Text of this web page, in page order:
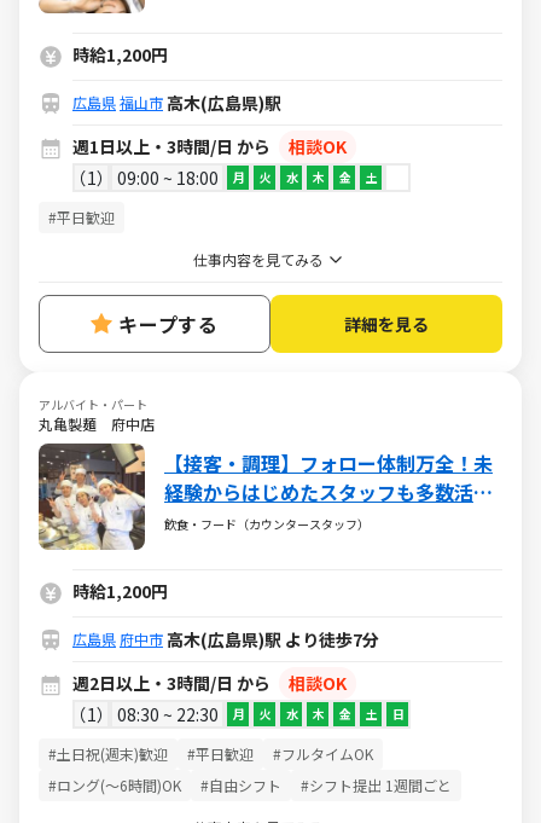
時給1,200円
広島県福山市 高木(広島県)駅
週1日以上・3時間/日 から
相談OK
1
09:00 ~ 18:00 月 火 水 木 金 土
#平日歓迎
仕事内容を見てみる
キープする 詳細を見る
アルバイト・パート
丸亀製麺 府中店
【接客・調理】フォロー体制万全！未
経験からはじめたスタッフも多数活躍
中！
飲食・フード（カウンタースタッフ）
時給1,200円
広島県 府中市 高木(広島県)駅 より徒歩7分
週2日以上・3時間/日 から
相談OK
1
08:30 ~ 22:30 月 火 水 木 金 土 日
#土日祝(週末)歓迎 #平日歓迎
#フルタイムOK
#ロング(～6時間)OK
#自由シフト #シフト提出 1週間ごと